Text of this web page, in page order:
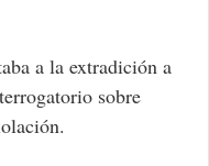
a la extradición a
sobre